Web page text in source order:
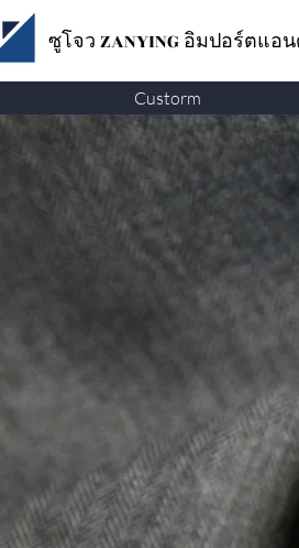
ซูโจว ZANYINGอิมปอร์ตแอน
Custorm